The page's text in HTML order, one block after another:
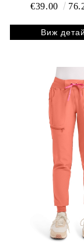
€39.00
Виж